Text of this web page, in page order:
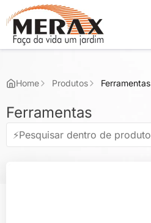
Home Produtos Ferramentas
Ferramentas